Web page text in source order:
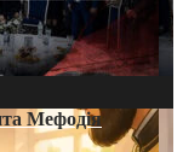
Мефодія